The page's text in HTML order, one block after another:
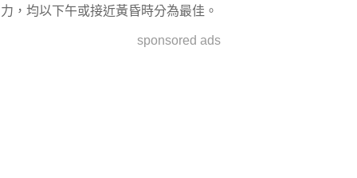
力，均以下午或接近黃昏時分為最佳。
sponsored ads